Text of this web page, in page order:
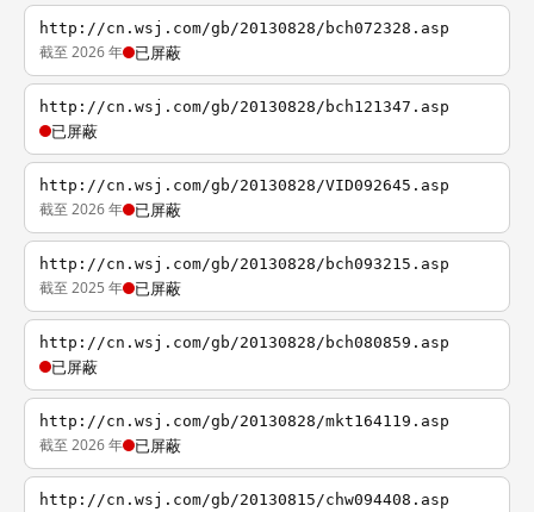
http://cn.wsj.com/gb/20130828/bch072328.asp
截至 2026 年 已屏蔽
http://cn.wsj.com/gb/20130828/bch121347.asp
已屏蔽
http://cn.wsj.com/gb/20130828/VID092645.asp
截至 2026 年 已屏蔽
http://cn.wsj.com/gb/20130828/bch093215.asp
截至 2025 年 已屏蔽
http://cn.wsj.com/gb/20130828/bch080859.asp
已屏蔽
http://cn.wsj.com/gb/20130828/mkt164119.asp
截至 2026 年 已屏蔽
http://cn.wsj.com/gb/20130815/chw094408.asp